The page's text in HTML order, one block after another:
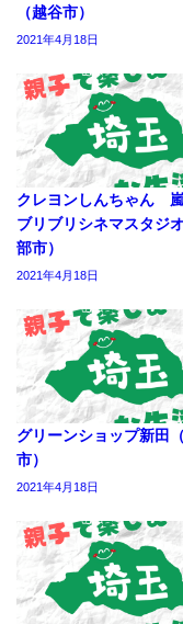
（越谷市）
2021年4月18日
クレヨンしんちゃん
ブリブリシネマスタジ
部市）
2021年4月18日
グリーンショップ新田
市）
2021年4月18日